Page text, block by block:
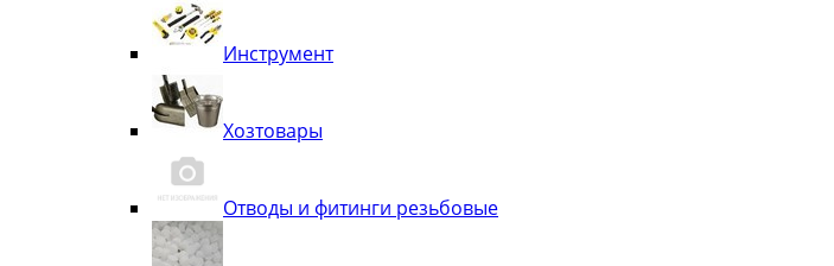
Инструмент
Хозтовары
Отводы и фитинги резьбовые